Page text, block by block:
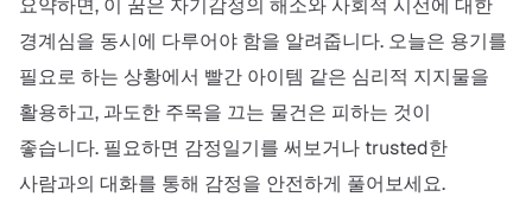
요약하면, 이 꿈은 자기감정의 해소와 사회적 시선에 대한
경계심을 동시에 다루어야 함을 알려줍니다. 오늘은 용기를
필요로 하는 상황에서 빨간 아이템 같은 심리적 지지물을
활용하고, 과도한 주목을 끄는 물건은 피하는 것이
좋습니다. 필요하면 감정일기를 써보거나 trusted한
사람과의 대화를 통해 감정을 안전하게 풀어보세요.